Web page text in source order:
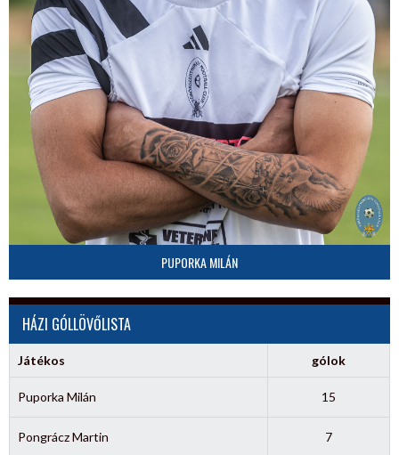
PUPORKA MILÁN
HÁZI GÓLLÖVŐLISTA
Játékos gólok
Puporka Milán 15
Pongrácz Martin 7